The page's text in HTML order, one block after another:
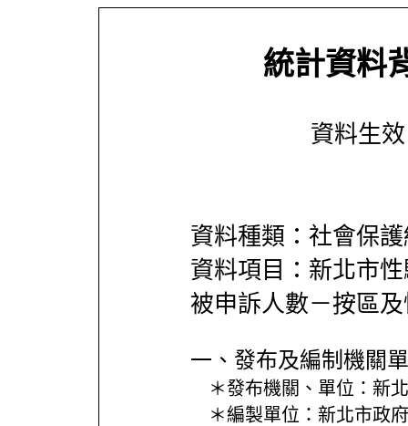
統計資料
資料生
資料種類：社會保
資料項目：新北市
被申訴人數－按區
一、發布及編制機關
＊發布機關、單位： 新
＊編製單位： 新北市政